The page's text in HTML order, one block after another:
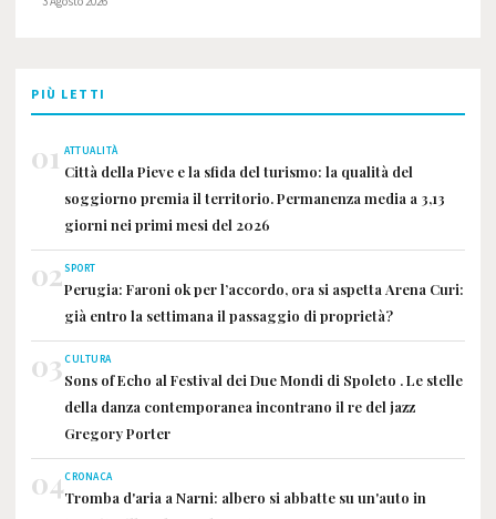
PIÙ LETTI
01 ATTUALITÀ
Città della Pieve e la sfida del turismo: la qualità del
soggiorno premia il territorio. Permanenza media a 3,13
giorni nei primi mesi del 2026
02SPORT
Perugia: Faroni ok per l’accordo, ora si aspetta Arena Curi:
già entro la settimana il passaggio di proprietà?
03CULTURA
Sons of Echo al Festival dei Due Mondi di Spoleto . Le stelle
della danza contemporanea incontrano il re del jazz
Gregory Porter
04CRONACA
Tromba d'aria a Narni: albero si abbatte su un'auto in